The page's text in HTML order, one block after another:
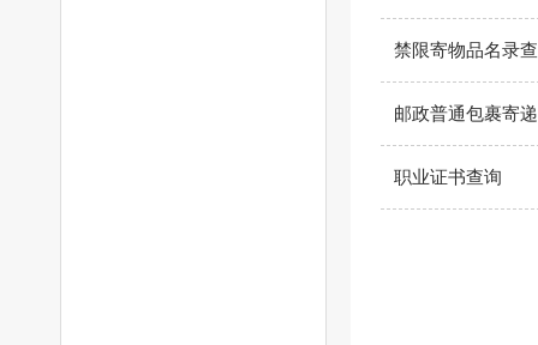
禁限寄物品名录
邮政普通包裹寄
职业证书查询